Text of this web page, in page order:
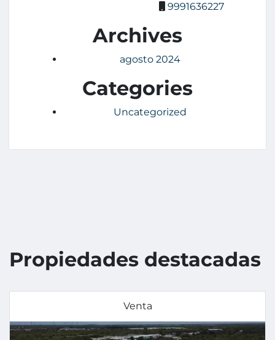
9991636227
Archives
agosto 2024
Categories
Uncategorized
Propiedades destacadas
Venta